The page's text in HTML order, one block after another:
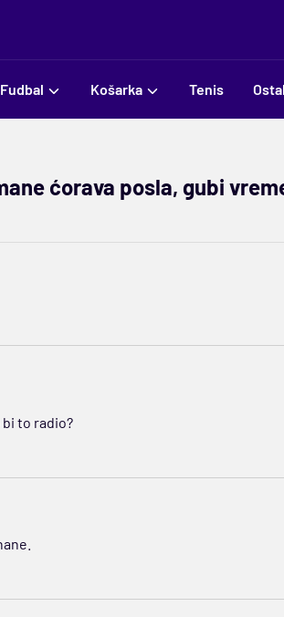
Fudbal Košarka Tenis
ćorava posla, gubi
to radio?